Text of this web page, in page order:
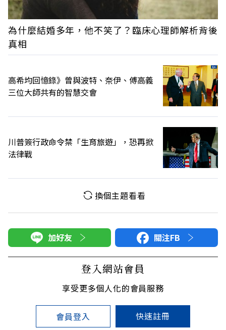
為什麼結婚多年，他不笑了？臨床心理師解析背後
真相
高希均回憶錄》曾與波特、奈伊、傅高義
三位大師共有的智慧交會
川普簽行政命令禁「生育旅遊」，恐再掀
法律戰
換個主題看看
加好友 關注FB
登入網站會員
享受更多個人化的會員服務
會員登入 快速註冊